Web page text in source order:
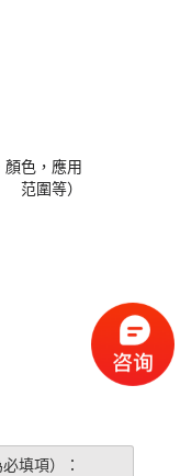
色，應用
范圍等）
填項）：